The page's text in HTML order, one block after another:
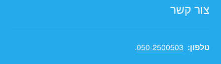
צור קשר
טלפון: 050-2500503
.